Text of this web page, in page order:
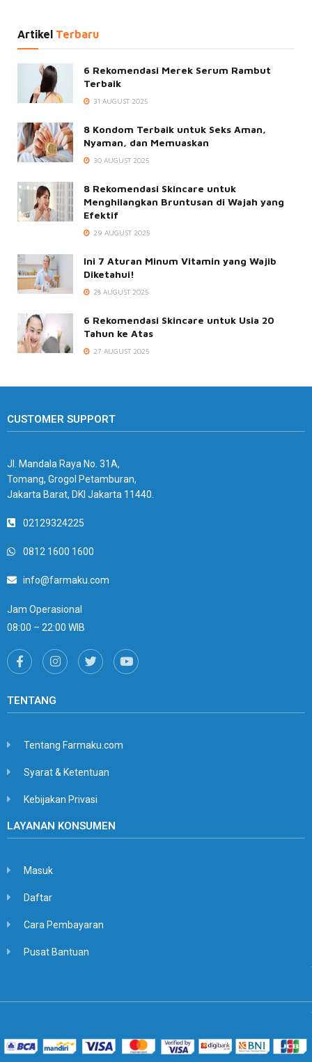
Artikel Terbaru
6 Rekomendasi Merek Serum Rambut
Terbaik
31 AUGUST 2025
8 Kondom Terbaik untuk Seks Aman,
Nyaman, dan Memuaskan
30 AUGUST 2025
8 Rekomendasi Skincare untuk
Menghilangkan Bruntusan di Wajah yang
Efektif
29 AUGUST 2025
Ini 7 Aturan Minum Vitamin yang Wajib
Diketahui!
28 AUGUST 2025
6 Rekomendasi Skincare untuk Usia 20
Tahun ke Atas
27 AUGUST 2025
CUSTOMER SUPPORT
Jl. Mandala Raya No. 31A,
Tomang, Grogol Petamburan,
Jakarta Barat, DKI Jakarta 11440.
02129324225
0812 1600 1600
info@farmaku.com
Jam Operasional
08:00 – 22:00 WIB
TENTANG
Tentang Farmaku.com
Syarat & Ketentuan
Kebijakan Privasi
LAYANAN KONSUMEN
Masuk
Daftar
Cara Pembayaran
Pusat Bantuan